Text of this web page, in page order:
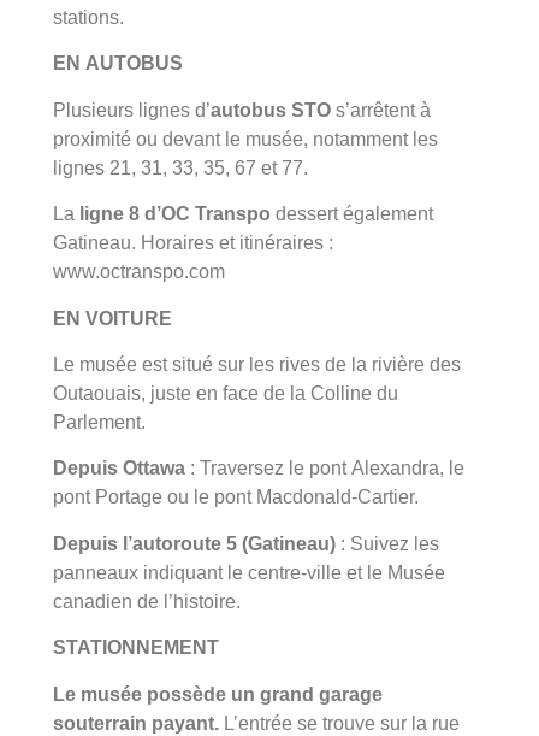
stations.
EN AUTOBUS
Plusieurs lignes d’autobus STO s’arrêtent à
proximité ou devant le musée, notamment les
lignes 21, 31, 33, 35, 67 et 77.
La ligne 8 d’OC Transpo dessert également
Gatineau. Horaires et itinéraires :
www.octranspo.com
EN VOITURE
Le musée est situé sur les rives de la rivière des
Outaouais, juste en face de la Colline du
Parlement.
Depuis Ottawa : Traversez le pont Alexandra, le
pont Portage ou le pont Macdonald-Cartier.
Depuis l’autoroute 5 (Gatineau) : Suivez les
panneaux indiquant le centre-ville et le Musée
canadien de l’histoire.
STATIONNEMENT
Le musée possède un grand garage
souterrain payant. L’entrée se trouve sur la rue